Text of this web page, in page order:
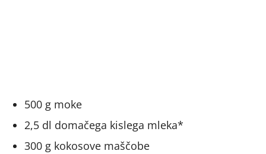
500 g moke
2,5 dl domačega kislega mleka*
300 g kokosove maščobe